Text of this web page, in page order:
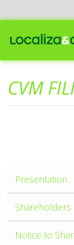
CVM
Presentation
Shareholders
Notice to